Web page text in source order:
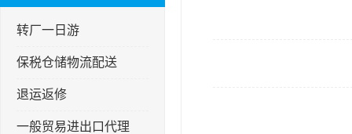
转厂一日游
保税仓储物流配送
退运返修
一般贸易进出口代理